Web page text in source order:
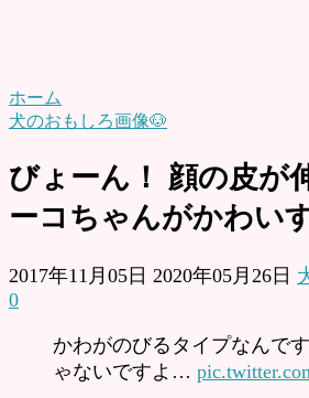
ホーム
犬のおもしろ画像🐶
びょーん！ 顔の皮が
ーコちゃんがかわい
2017年11月05日 2020年05月26日
0
かわがのびるタイプなんで
ゃないですよ…